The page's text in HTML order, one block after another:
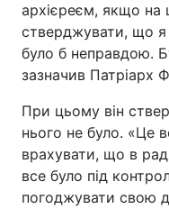
Головна
архієреєм, якщо на
стверджувати, що
було б неправдою.
зазначив Патріарх
При цьому він
нього не було. «Це
врахувати, що в
все було під
погоджувати свою